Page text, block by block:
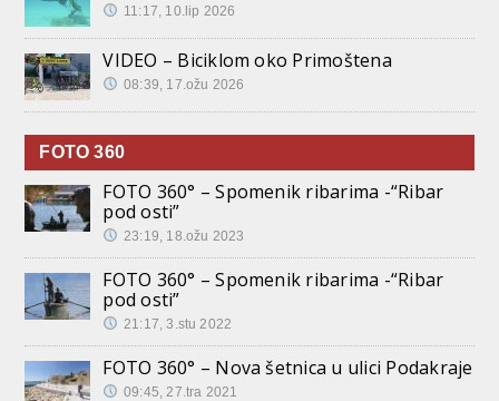
11:17, 10.lip 2026
VIDEO – Biciklom oko Primoštena
08:39, 17.ožu 2026
FOTO 360
FOTO 360° – Spomenik ribarima -“Ribar
pod osti”
23:19, 18.ožu 2023
FOTO 360° – Spomenik ribarima -“Ribar
pod osti”
21:17, 3.stu 2022
FOTO 360° – Nova šetnica u ulici Podakraje
09:45, 27.tra 2021